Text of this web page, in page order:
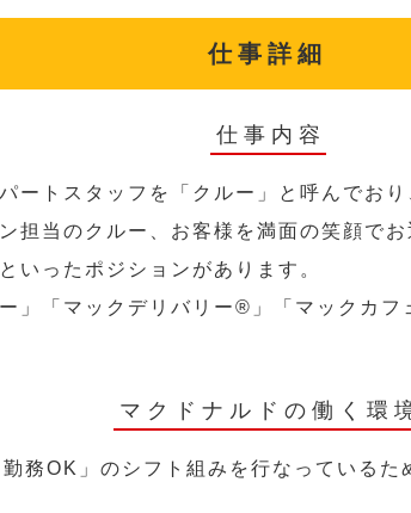
仕事詳細
仕事内容
ートスタッフを「クルー」と呼んでお
担当のクルー、お客様を満面の笑顔で
いったポジションがあります。
」「マックデリバリー®︎」「マックカフ
マクドナルドの働く環
務OK」のシフト組みを行なっているた